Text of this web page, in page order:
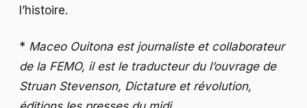
l’histoire.
* Maceo Ouitona est journaliste et collaborateur
de la FEMO, il est le traducteur du l’ouvrage de
Struan Stevenson, Dictature et révolution,